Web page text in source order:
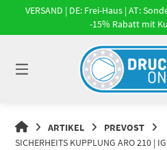
Springe
Inhalt
VERSAND | DE: Frei-Haus | AT:
-15% Rabatt mit
DRUCKLUFT-
ONLINE
ARTIKEL
PREVOST
SICHERHEITS KUPPLUNG ARO 210 |